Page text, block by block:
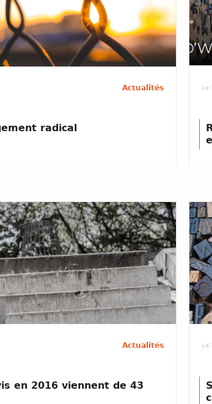
Actualités
radical
Le
Actualités
en 2016 viennent de 43
Le